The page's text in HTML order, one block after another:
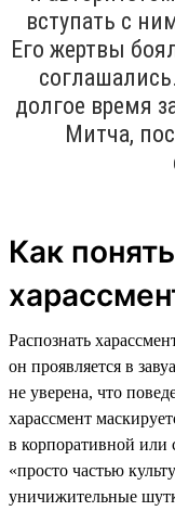
вступать с
Его жертвы
долгое время
Митча,
Как
Распознать
он проявляется в
не уверена, что
харассмент
в корпоративной или
«просто частью
уничижительные